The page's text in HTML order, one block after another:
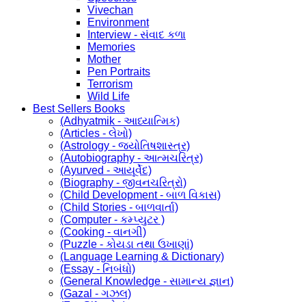
Vivechan
Environment
Interview - સંવાદ કળા
Memories
Mother
Pen Portraits
Terrorism
Wild Life
Best Sellers Books
(Adhyatmik - આધ્યાત્મિક)
(Articles - લેખો)
(Astrology - જ્યોતિષશાસ્ત્ર)
(Autobiography - આત્મચરિત્ર)
(Ayurved - આયૂર્વેદ)
(Biography - જીવનચરિત્રો)
(Child Development - બાળ વિકાસ)
(Child Stories - બાળવાર્તા)
(Computer - કમ્પ્યુટર )
(Cooking - વાનગી)
(Puzzle - કોયડા તથા ઉખાણાં)
(Language Learning & Dictionary)
(Essay - નિબંધો)
(General Knowledge - સામાન્ય જ્ઞાન)
(Gazal - ગઝલ)